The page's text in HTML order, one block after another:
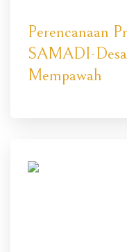
Perencanaan
SAMADI-
Mempawah